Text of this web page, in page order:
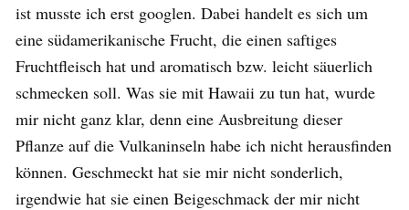
ist musste ich erst googlen. Dabei handelt es sich um
eine südamerikanische Frucht, die einen saftiges
Fruchtfleisch hat und aromatisch bzw. leicht säuerlich
schmecken soll. Was sie mit Hawaii zu tun hat, wurde
mir nicht ganz klar, denn eine Ausbreitung dieser
Pflanze auf die Vulkaninseln habe ich nicht herausfinden
können. Geschmeckt hat sie mir nicht sonderlich,
irgendwie hat sie einen Beigeschmack der mir nicht